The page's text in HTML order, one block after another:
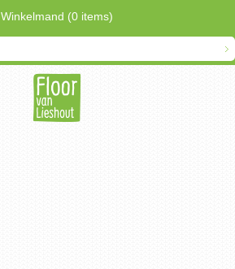
Winkelmand (0 items)